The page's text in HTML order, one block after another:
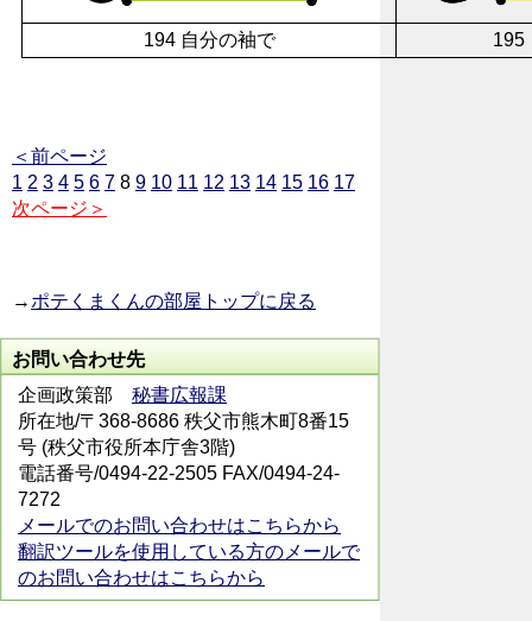
194 自分の袖で 195
＜前ページ
1 2 3 4 5 6 7 8 9 10 11 12 13 14 15 16 17
次ページ＞
→ ポテくまくんの部屋トップに戻る
お問い合わせ先
企画政策部 秘書広報課
所在地/〒368-8686 秩父市熊木町8番15
号 (秩父市役所本庁舎3階)
電話番号/0494-22-2505 FAX/0494-24-
7272
メールでのお問い合わせはこちらから
翻訳ツールを使用している方のメールで
のお問い合わせはこちらから